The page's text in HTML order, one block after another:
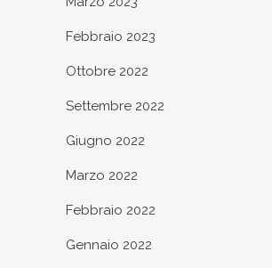
Febbraio 2023
Ottobre 2022
Settembre 2022
Giugno 2022
Marzo 2022
Febbraio 2022
Gennaio 2022